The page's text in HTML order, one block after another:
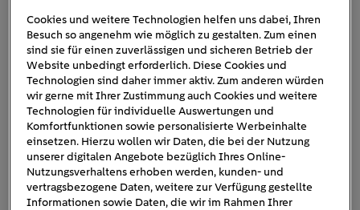
EnBW Schnellladen 300
Kilowatt
Cookies und weitere Technologien helfen uns dabei, Ihren
Besuch so angenehm wie möglich zu gestalten. Zum einen
sind sie für einen zuverlässigen und sicheren Betrieb der
Website unbedingt erforderlich. Diese Cookies und
Technologien sind daher immer aktiv. Zum anderen würden
wir gerne mit Ihrer Zustimmung auch Cookies und weitere
Technologien für individuelle Auswertungen und
Komfortfunktionen sowie personalisierte Werbeinhalte
einsetzen. Hierzu wollen wir Daten, die bei der Nutzung
unserer digitalen Angebote bezüglich Ihres Online-
Nutzungsverhaltens erhoben werden, kunden- und
vertragsbezogene Daten, weitere zur Verfügung gestellte
Informationen sowie Daten, die wir im Rahmen Ihrer